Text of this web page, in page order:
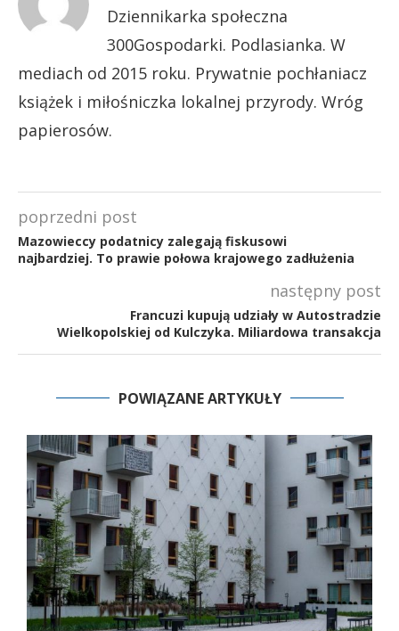
Dziennikarka społeczna
300Gospodarki. Podlasianka. W
mediach od 2015 roku. Prywatnie pochłaniacz
książek i miłośniczka lokalnej przyrody. Wróg
papierosów.
poprzedni post
Mazowieccy podatnicy zalegają fiskusowi
najbardziej. To prawie połowa krajowego zadłużenia
następny post
Francuzi kupują udziały w Autostradzie
Wielkopolskiej od Kulczyka. Miliardowa transakcja
POWIĄZANE ARTYKUŁY